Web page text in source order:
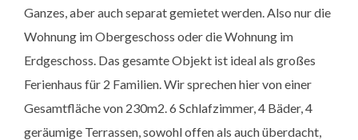
Ganzes, aber auch separat gemietet werden. Also nur die
Wohnung im Obergeschoss oder die Wohnung im
Erdgeschoss. Das gesamte Objekt ist ideal als großes
Ferienhaus für 2 Familien. Wir sprechen hier von einer
Gesamtfläche von 230m2. 6 Schlafzimmer, 4 Bäder, 4
geräumige Terrassen, sowohl offen als auch überdacht,